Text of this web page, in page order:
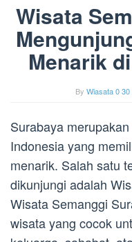
Wisata
Menarik
By Wiasata 0 30
Surabaya
Indonesia yang
menarik. Salah satu
dikunjungi adalah
Wisata Semanggi
wisata yang cocok